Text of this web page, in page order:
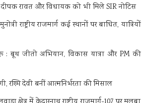
रावत और विधायक को भी मिले SIR नोटिस
राष्ट्रीय राजमार्ग कई स्थानों पर बाधित, यात्रियों
: बूथ जीतो अभियान, विकास यात्रा और PM की
रश्मि देवी बनीं आत्मनिर्भरता की मिसाल